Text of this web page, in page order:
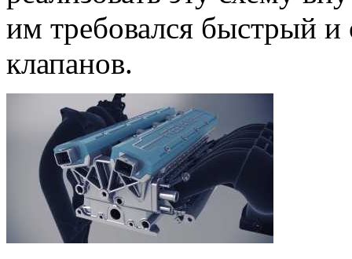
им требовался быстрый и
клапанов.